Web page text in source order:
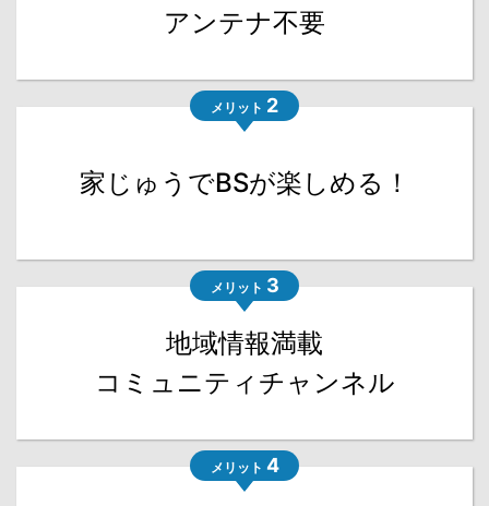
アンテナ不要
メリット 2
家じゅうでBSが楽しめる！
メリット 3
地域情報満載
コミュニティチャンネル
メリット 4